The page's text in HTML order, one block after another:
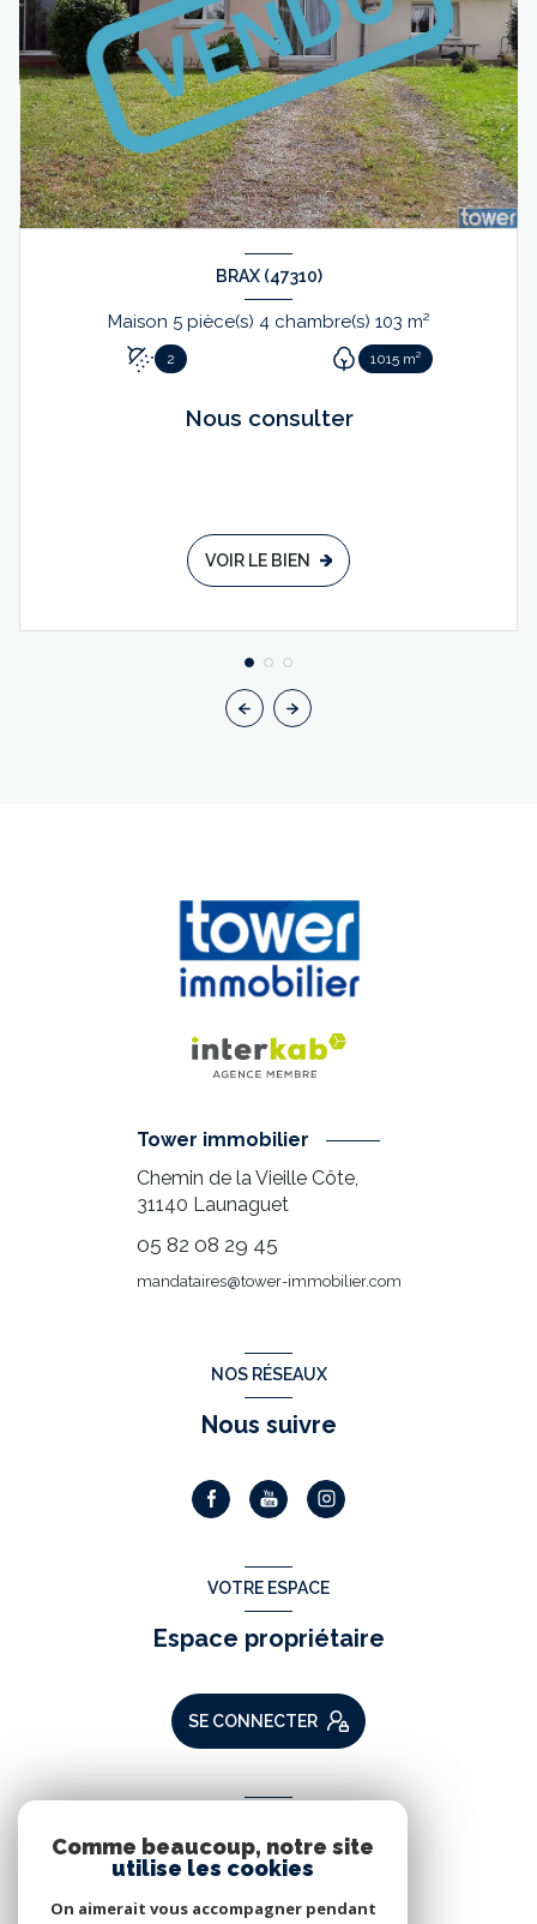
BRAX (47310)
Maison 5 pièce(s) 4 chambre(s) 103 m²
2 1015 m²
Nous consulter
VOIR LE BIEN
Tower immobilier
Chemin de la Vieille Côte,
31140 Launaguet
05 82 08 29 45
mandataires@tower-immobilier.com
NOS RÉSEAUX
Nous suivre
VOTRE ESPACE
Espace propriétaire
SE CONNECTER
Nous adhérons
Comme beaucoup, notre site
utilise les cookies
On aimerait vous accompagner pendant